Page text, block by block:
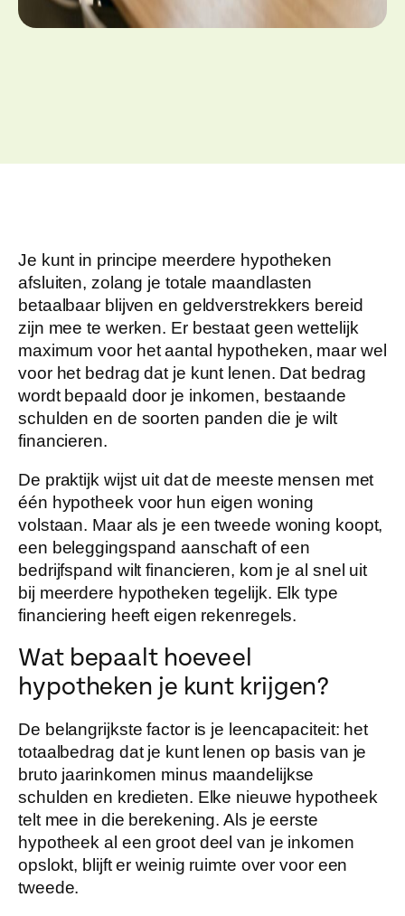
Je kunt in principe meerdere hypotheken
afsluiten, zolang je totale maandlasten
betaalbaar blijven en geldverstrekkers bereid
zijn mee te werken. Er bestaat geen wettelijk
maximum voor het aantal hypotheken, maar wel
voor het bedrag dat je kunt lenen. Dat bedrag
wordt bepaald door je inkomen, bestaande
schulden en de soorten panden die je wilt
financieren.
De praktijk wijst uit dat de meeste mensen met
één hypotheek voor hun eigen woning
volstaan. Maar als je een tweede woning koopt,
een beleggingspand aanschaft of een
bedrijfspand wilt financieren, kom je al snel uit
bij meerdere hypotheken tegelijk. Elk type
financiering heeft eigen rekenregels.
Wat bepaalt hoeveel
hypotheken je kunt krijgen?
De belangrijkste factor is je leencapaciteit: het
totaalbedrag dat je kunt lenen op basis van je
bruto jaarinkomen minus maandelijkse
schulden en kredieten. Elke nieuwe hypotheek
telt mee in die berekening. Als je eerste
hypotheek al een groot deel van je inkomen
opslokt, blijft er weinig ruimte over voor een
tweede.